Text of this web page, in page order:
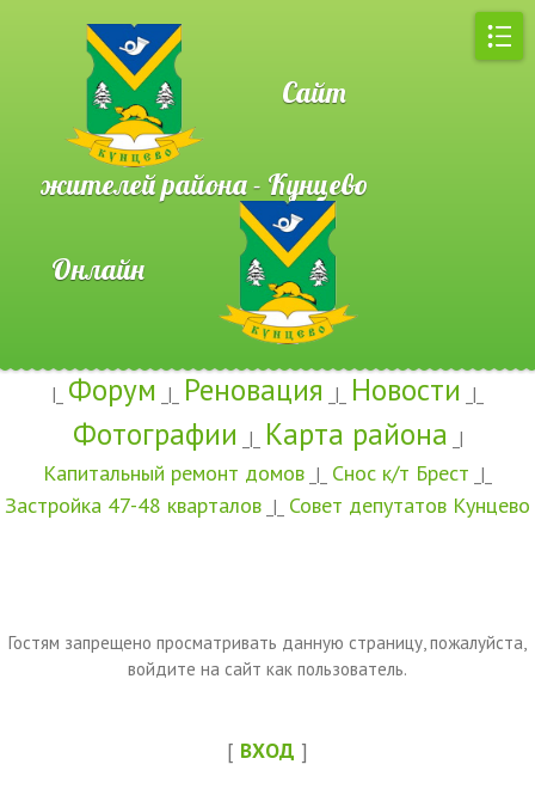
Сайт
жителей района - Кунцево
Онлайн
|_ Форум _|_ Реновация _|_ Новости _|_
Фотографии _|_ Карта района _|
Капитальный ремонт домов _|_ Снос к/т Брест _|_
Застройка 47-48 кварталов _|_ Совет депутатов Кунцево
Гостям запрещено просматривать данную страницу, пожалуйста,
войдите на сайт как пользователь.
[ ВХОД ]